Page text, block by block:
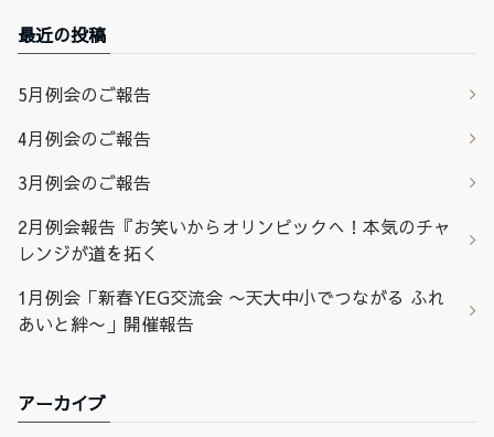
最近の投稿
5月例会のご報告
4月例会のご報告
3月例会のご報告
2月例会報告『お笑いからオリンピックへ！本気のチャ
レンジが道を拓く
1月例会「新春YEG交流会 〜天大中小でつながる ふれ
あいと絆〜」開催報告
アーカイブ